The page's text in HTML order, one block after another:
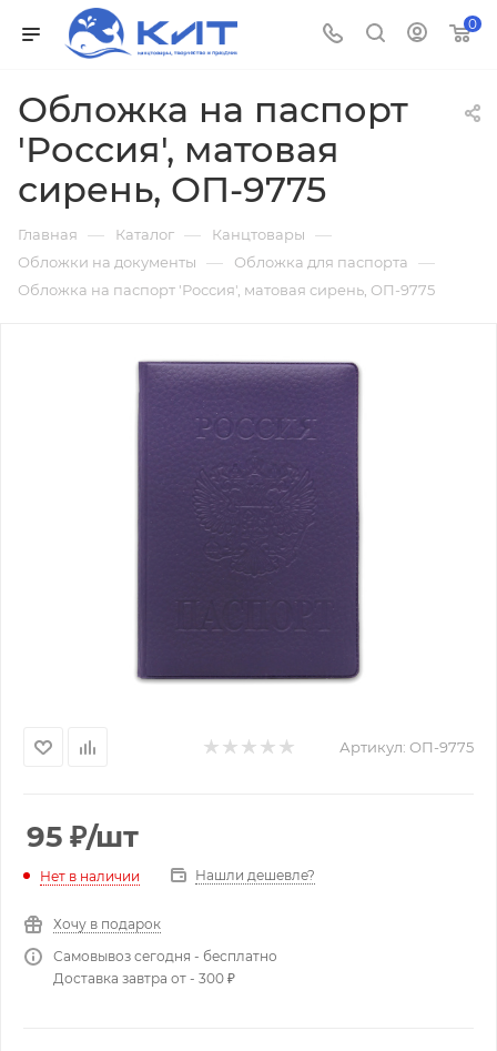
0
Обложка на паспорт
'Россия', матовая
сирень, ОП-9775
Главная — Каталог — Канцтовары —
Обложки на документы — Обложка для паспорта —
Обложка на паспорт 'Россия', матовая сирень, ОП-9775
Артикул: ОП-9775
95 ₽/шт
Нет в наличии Нашли дешевле?
Хочу в подарок
Самовывоз сегодня - бесплатно
Доставка завтра от - 300 ₽